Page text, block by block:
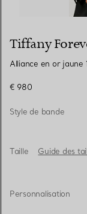
Tiffany
Alliance en or jaune
€ 980
Style de bande
Taille Guide des
Personnalisation